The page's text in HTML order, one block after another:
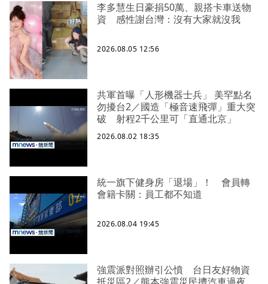
李多慧生日豪捐50萬、親搭卡車送物
資 感性謝台灣：沒有大家就沒我
2026.08.05 12:56
共軍首曝「人形機器士兵」 美罕點名
勿擾台2／國造「極音速飛彈」重大突
破 射程2千公里可「直通北京」
2026.08.02 18:35
統一旗下健身房「退場」！ 會員轉
會籍卡關：員工都不知道
2026.08.04 19:45
強震派對照辦引公憤 台日友好物資